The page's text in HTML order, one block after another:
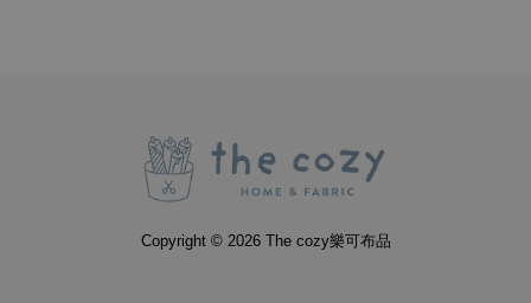
Copyright © 2026 The cozy樂可布品